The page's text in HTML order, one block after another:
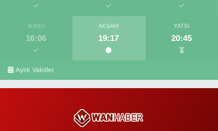
İKINDI
16:06
AKŞAM
19:17
YATSI
20:45
Aylık Vakitler